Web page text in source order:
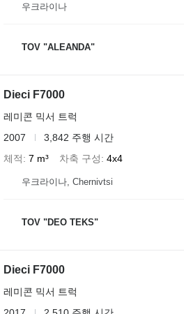
우크라이나
TOV "ALEANDA"
Dieci F7000
레미콘 믹서 트럭
2007
3,842 주행 시간
체적
7 m³ 차축 구성 4x4
우크라이나, Chernivtsi
TOV "DEO TEKS"
Dieci F7000
레미콘 믹서 트럭